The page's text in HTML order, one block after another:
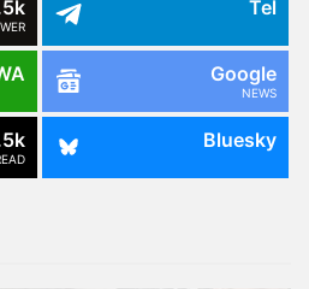
Tel
Google
NEWS
Bluesky